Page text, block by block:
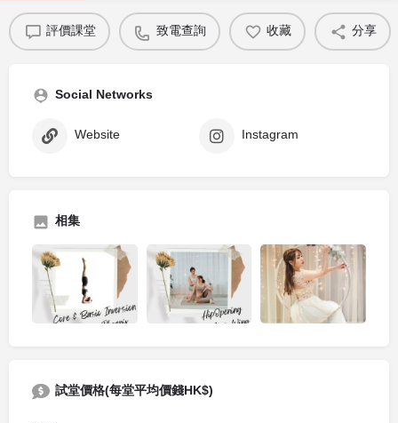
評價課堂 致電查詢 收藏 分享
Social Networks
Website Instagram
相集
試堂價格(每堂平均價錢HK$)